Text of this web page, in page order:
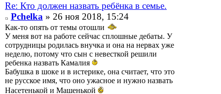
Re: Кто должен назвать ребёнка в семье.
Pchelka» 26 ноя 2018, 15:24
Как-то опять от темы отошли
У меня вот на работе сейчас сплошные дебаты. У
сотрудницы родилась внучка и она на нервах уже
неделю, потому что сын с невесткой решили
ребенка назвать Камалия
Бабушка в шоке и в истерике, она считает, что это
не русское имя, что оно ужасное и нужно назвать
Насетенькой и Машенькой